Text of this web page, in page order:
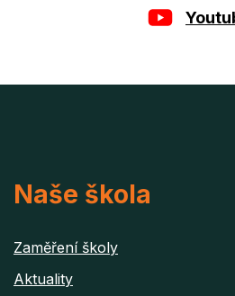
Naše škola
Zaměření školy
Aktuality